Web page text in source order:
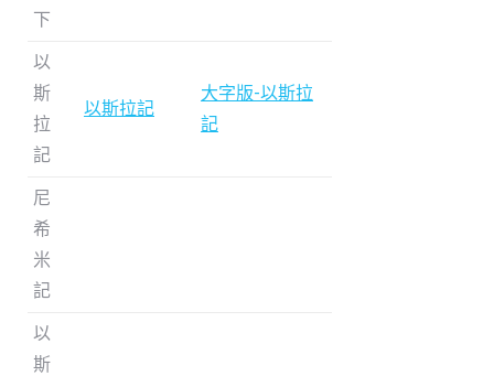
下
以
斯
拉
記
以斯拉記
大字版-以斯拉
記
尼
希
米
記
以
斯